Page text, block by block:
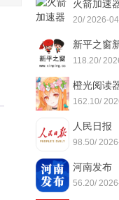
火箭加速
20/ 2026-
新平之窗
118.20/
橙光阅读
162.10/
人民日报
98.50/
河南发布
56.20/